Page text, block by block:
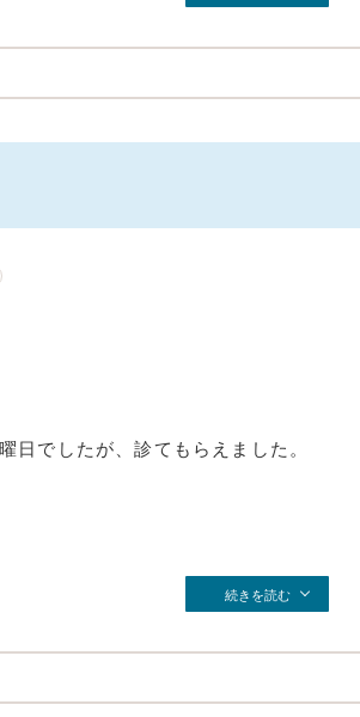
日でしたが、診てもらえました。
続きを読む